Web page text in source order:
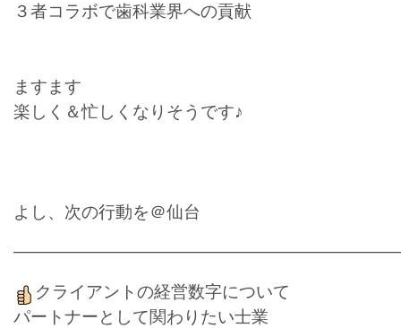
３者コラボで歯科業界への貢献
ますます
楽しく＆忙しくなりそうです♪
よし、次の行動を＠仙台
クライアントの経営数字について
パートナーとして関わりたい士業